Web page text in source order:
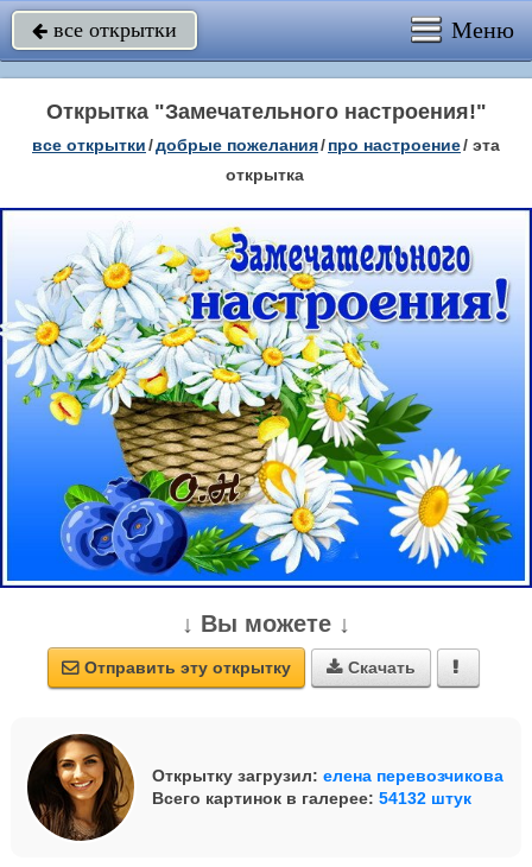
 все открытки Меню
Открытка "Замечательного настроения!"
все открытки/добрые пожелания/про настроение/ эта
открытка
↓ Вы можете ↓
 Отправить эту открытку  Скачать 
Открытку загрузил: елена перевозчикова
Всего картинок в галерее: 54132 штук